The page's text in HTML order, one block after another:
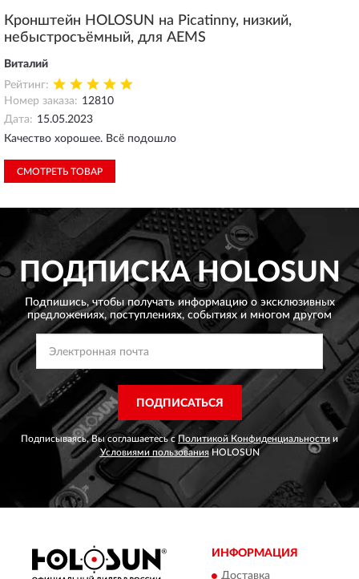
Кронштейн HOLOSUN на Picatinny, низкий,
небыстросъёмный, для AEMS
Виталий
Рейтинг:
Номер заказа: 12810
Дата: 15.05.2023
Качество хорошее. Всё подошло
СМОТРЕТЬ ТОВАР
ПОДПИСКАHOLOSUN
Подпишись, чтобы получать информацию о эксклюзивных
предложениях, поступлениях, событиях и многом другом
ПОДПИСАТЬСЯ
Подписываясь, Вы соглашаетесь с Политикой Конфиденциальности и
Условиями пользованияHOLOSUN
ИНФОРМАЦИЯ
Доставка